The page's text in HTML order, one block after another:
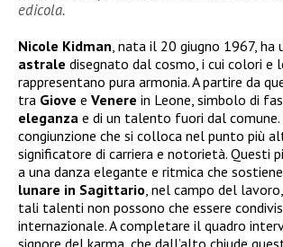
edicola.
Nicole Kidman , nata il 20 giugno 1967, ha
astrale disegnato dal cosmo, i cui colori e
rappresentano pura armonia. A partire da
tra Giove e Venere in Leone, simbolo di
eleganza e di un talento fuori dal comune.
congiunzione che si colloca nel punto più
significatore di carriera e notorietà. Questi
a una danza elegante e ritmica che sostiene
lunare in Sagittario , nel campo del
tali talenti non possono che essere
internazionale. A completare il quadro
signore del karma, che dall’alto chiude